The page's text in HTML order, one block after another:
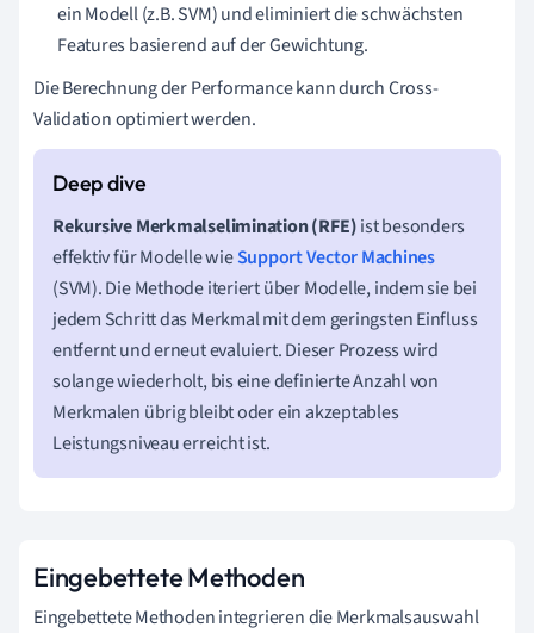
ein Modell (z.B. SVM) und eliminiert die schwächsten
Features basierend auf der Gewichtung.
Die Berechnung der Performance kann durch Cross-
Validation optimiert werden.
Rekursive Merkmalselimination (RFE)ist besonders
effektiv für Modelle wieSupport Vector Machines
(SVM). Die Methode iteriert über Modelle, indem sie bei
jedem Schritt das Merkmal mit dem geringsten Einfluss
entfernt und erneut evaluiert. Dieser Prozess wird
solange wiederholt, bis eine definierte Anzahl von
Merkmalen übrig bleibt oder ein akzeptables
Leistungsniveau erreicht ist.
Eingebettete Methoden
Eingebettete Methoden integrieren die Merkmalsauswahl